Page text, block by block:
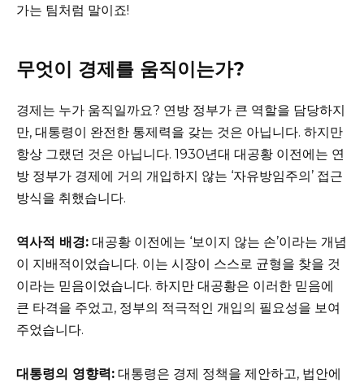
가는 팀처럼 말이죠!
무엇이 경제를 움직이는가?
경제는 누가 움직일까요? 연방 정부가 큰 역할을 담당하지
만, 대통령이 완전한 통제력을 갖는 것은 아닙니다. 하지만
항상 그랬던 것은 아닙니다. 1930년대 대공황 이전에는 연
방 정부가 경제에 거의 개입하지 않는 ‘자유방임주의’ 접근
방식을 취했습니다.
역사적 배경: 대공황 이전에는 ‘보이지 않는 손’이라는 개념
이 지배적이었습니다. 이는 시장이 스스로 균형을 찾을 것
이라는 믿음이었습니다. 하지만 대공황은 이러한 믿음에
큰 타격을 주었고, 정부의 적극적인 개입의 필요성을 보여
주었습니다.
대통령의 영향력: 대통령은 경제 정책을 제안하고, 법안에